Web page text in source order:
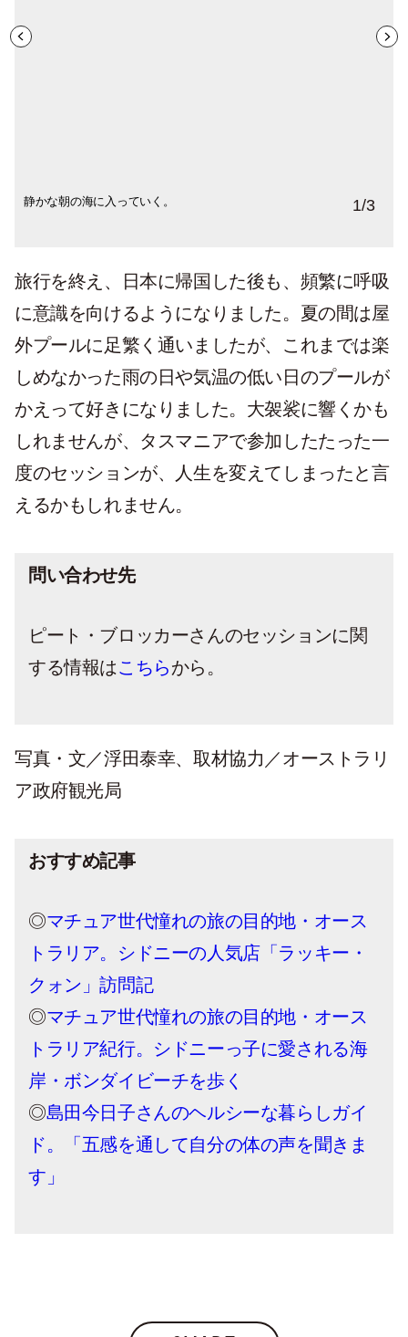
静かな朝の海に入っていく。
自分の体を信じると、冷たさが和らぐ感覚
セッションを終えると足取りも軽くなっ
1/3
旅行を終え、日本に帰国した後も、頻繁に呼吸
に意識を向けるようになりました。夏の間は屋
外プールに足繁く通いましたが、これまでは楽
しめなかった雨の日や気温の低い日のプールが
かえって好きになりました。大袈裟に響くかも
しれませんが、タスマニアで参加したたった一
度のセッションが、人生を変えてしまったと言
えるかもしれません。
問い合わせ先
ピート・ブロッカーさんのセッションに関
する情報はこちらから。
写真・文／浮田泰幸、取材協力／オーストラリ
ア政府観光局
おすすめ記事
◎マチュア世代憧れの旅の目的地・オース
トラリア。シドニーの人気店「ラッキー・
クォン」訪問記
◎マチュア世代憧れの旅の目的地・オース
トラリア紀行。シドニーっ子に愛される海
岸・ボンダイビーチを歩く
◎島田今日子さんのヘルシーな暮らしガイ
ド。「五感を通して自分の体の声を聞きま
す」